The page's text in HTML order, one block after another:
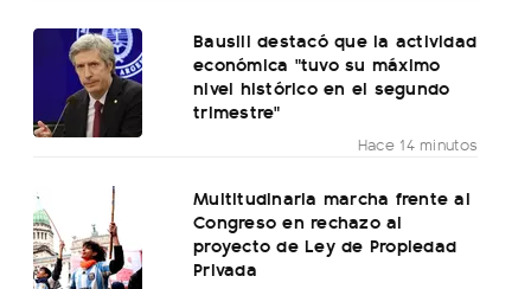
Bausili destacó que la actividad
económica "tuvo su máximo
nivel histórico en el segundo
trimestre"
Hace 14 minutos
Multitudinaria marcha frente al
Congreso en rechazo al
proyecto de Ley de Propiedad
Privada